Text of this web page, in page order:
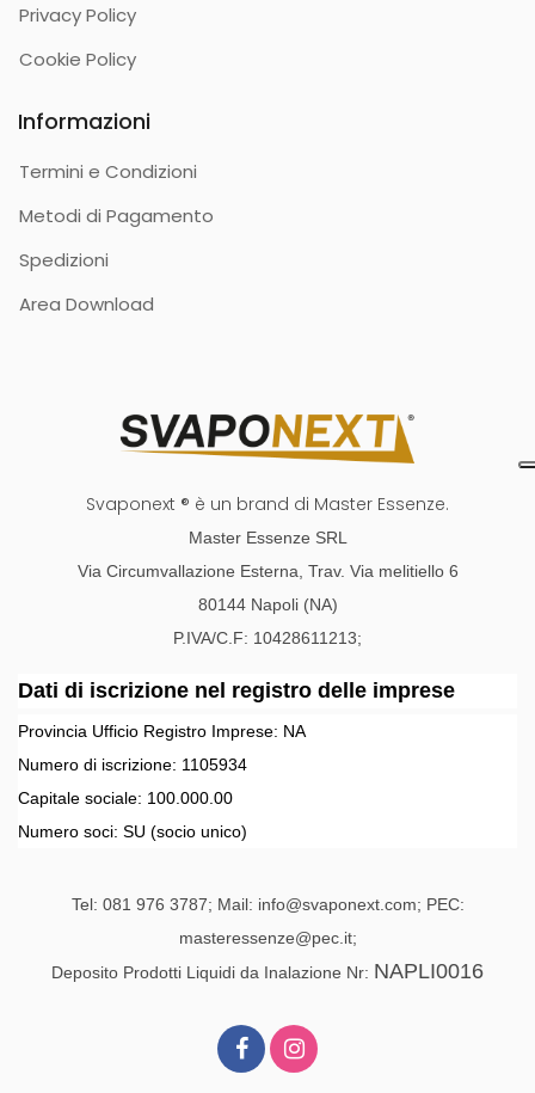
Privacy Policy
Cookie Policy
Informazioni
Termini e Condizioni
Metodi di Pagamento
Spedizioni
Area Download
Svaponext ® è un brand di Master Essenze.
Master Essenze SRL
Via Circumvallazione Esterna, Trav. Via melitiello 6
80144 Napoli (NA)
P.IVA/C.F: 10428611213;
Dati di iscrizione nel registro delle imprese
Provincia Ufficio Registro Imprese: NA
Numero di iscrizione: 1105934
Capitale sociale: 100.000.00
Numero soci: SU (socio unico)
Tel: 081 976 3787; Mail: info@svaponext.com; PEC:
masteressenze@pec.it;
Deposito Prodotti Liquidi da Inalazione Nr: NAPLI0016